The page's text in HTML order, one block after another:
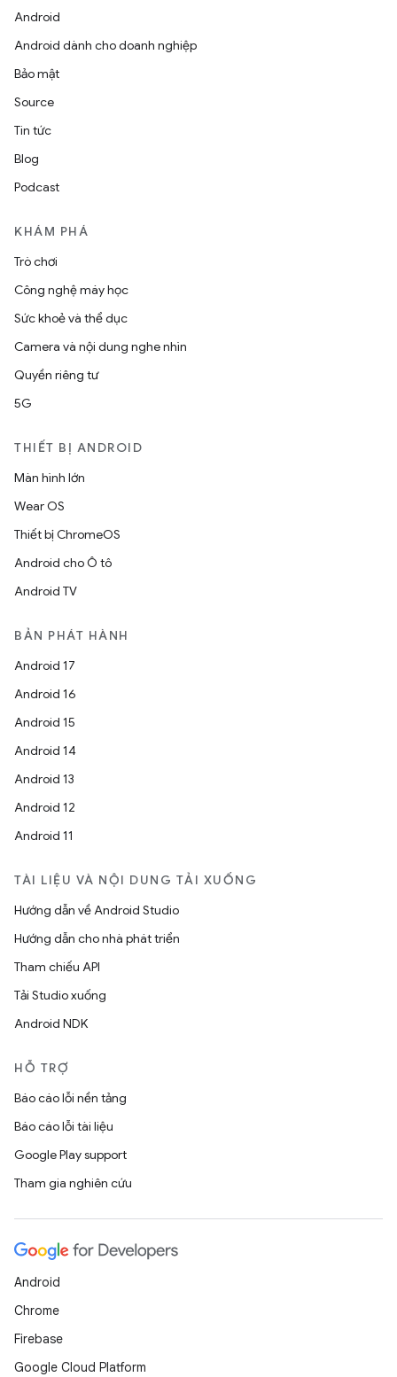
Android
Android dành cho doanh nghiệp
Bảo mật
Source
Tin tức
Blog
Podcast
KHÁM PHÁ
Trò chơi
Công nghệ máy học
Sức khoẻ và thể dục
Camera và nội dung nghe nhìn
Quyền riêng tư
5G
THIẾT BỊ ANDROID
Màn hình lớn
Wear OS
Thiết bị ChromeOS
Android cho Ô tô
Android TV
BẢN PHÁT HÀNH
Android 17
Android 16
Android 15
Android 14
Android 13
Android 12
Android 11
TÀI LIỆU VÀ NỘI DUNG TẢI XUỐNG
Hướng dẫn về Android Studio
Hướng dẫn cho nhà phát triển
Tham chiếu API
Tải Studio xuống
Android NDK
HỖ TRỢ
Báo cáo lỗi nền tảng
Báo cáo lỗi tài liệu
Google Play support
Tham gia nghiên cứu
Android
Chrome
Firebase
Google Cloud Platform